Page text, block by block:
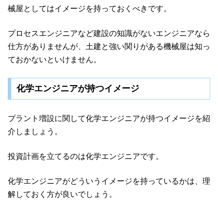
械屋としてはイメージを持っておくべきです。
プロセスエンジニアなど建設の知識がないエンジニアなら
仕方がありませんが、土建と強い関りがある機械屋は知っ
ておかないといけません。
化学エンジニアが持つイメージ
プラント増設に関して化学エンジニアが持つイメージを紹
介しましょう。
投資計画を立てるのは化学エンジニアです。
化学エンジニアがどういうイメージを持っているかは、理
解しておく方が良いでしょう。